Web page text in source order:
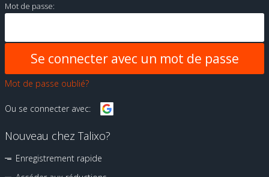
Mot de passe:
Mot de passe oublié?
Ou se connecter avec:
Nouveau chez Talixo?
Enregistrement rapide